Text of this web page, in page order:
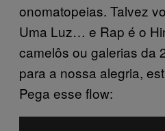
onomatopeias. Talvez
Uma Luz… e Rap é o
camelôs ou galerias da
para a nossa alegria,
Pega esse flow: